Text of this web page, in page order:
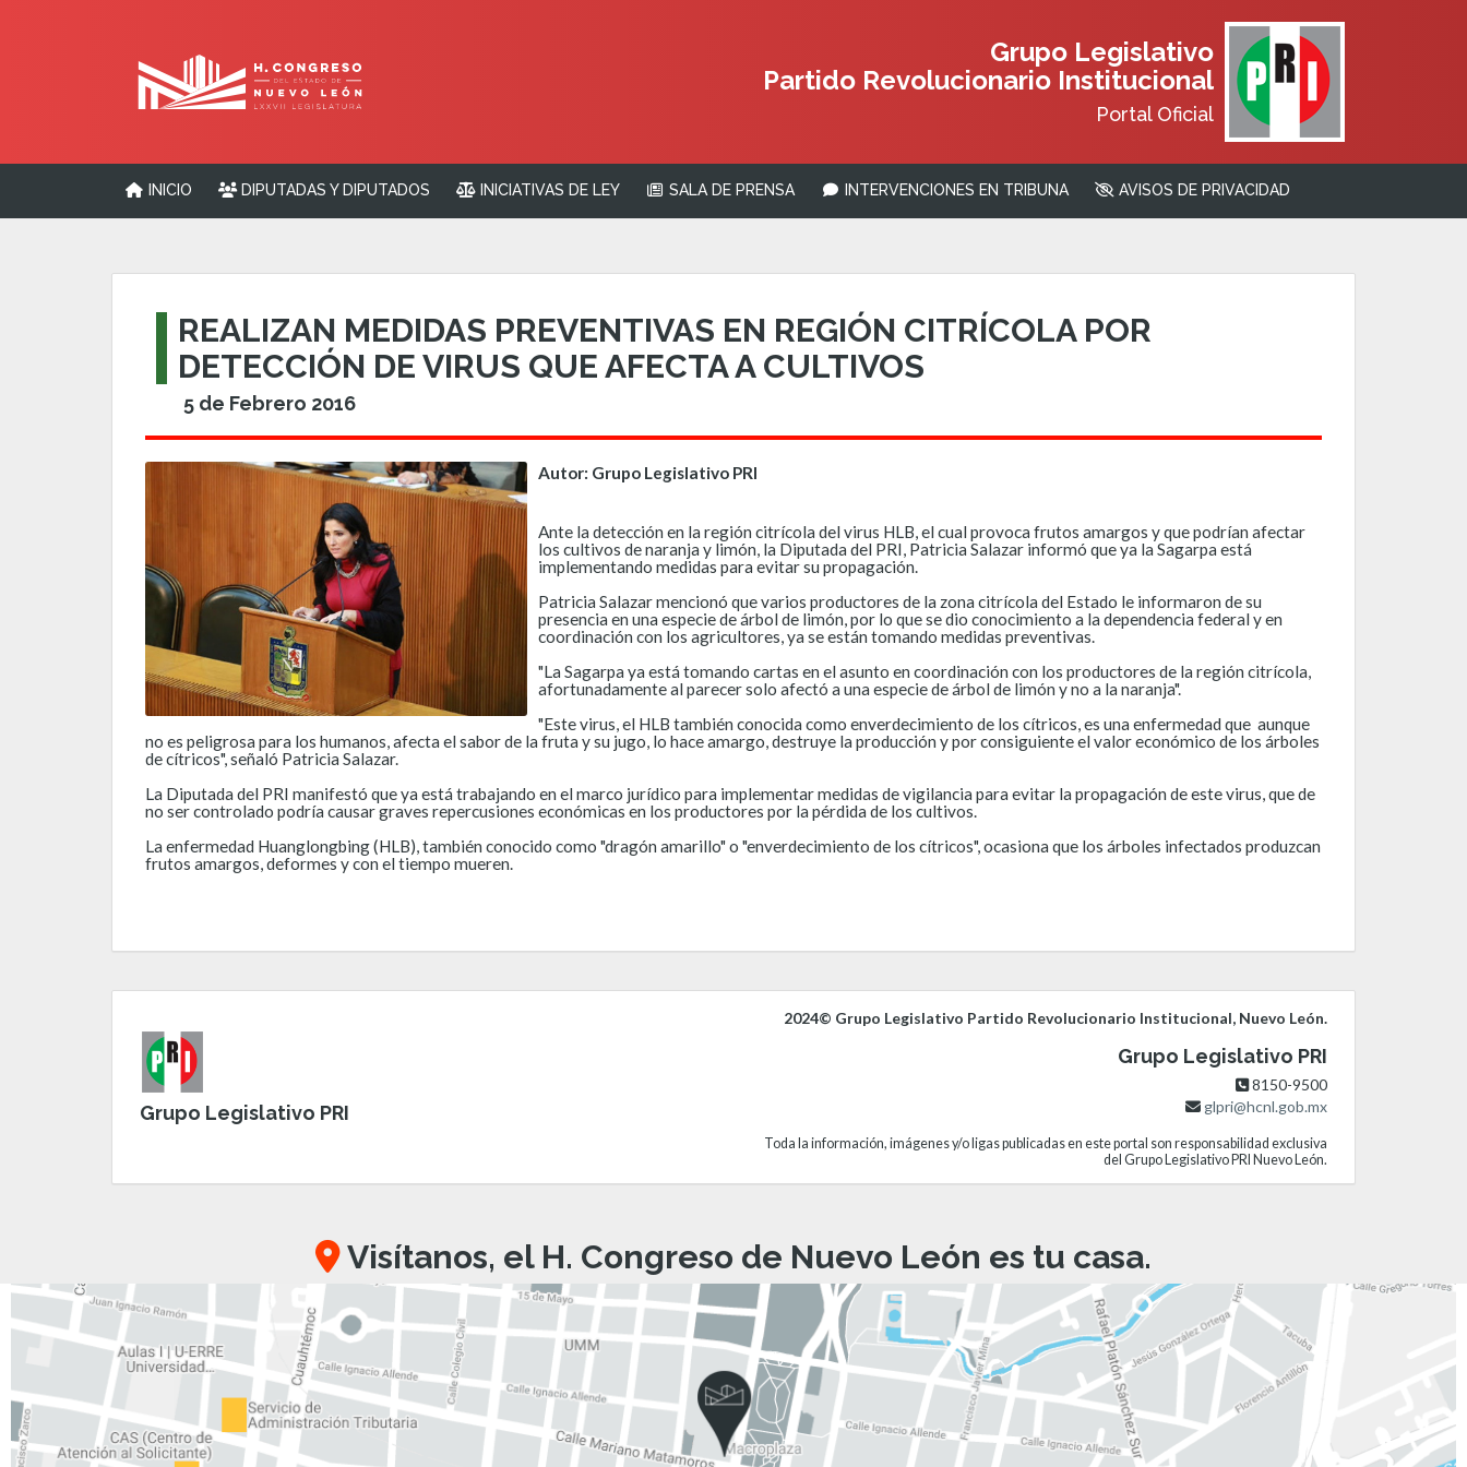
Grupo Legislativo
Partido Revolucionario Institucional
Portal Oficial
INICIO DIPUTADAS Y DIPUTADOS INICIATIVAS DE LEY SALA DE PRENSA INTERVENCIONES EN TRIBUNA AVISOS DE PRIVACIDAD
REALIZAN MEDIDAS PREVENTIVAS EN REGIÓN CITRÍCOLA POR
DETECCIÓN DE VIRUS QUE AFECTA A CULTIVOS
5 de Febrero 2016
Autor: Grupo Legislativo PRI
Ante la detección en la región citrícola del virus HLB, el cual provoca frutos amargos y que podrían afectar
los cultivos de naranja y limón, la Diputada del PRI, Patricia Salazar informó que ya la Sagarpa está
implementando medidas para evitar su propagación.
Patricia Salazar mencionó que varios productores de la zona citrícola del Estado le informaron de su
presencia en una especie de árbol de limón, por lo que se dio conocimiento a la dependencia federal y en
coordinación con los agricultores, ya se están tomando medidas preventivas.
"La Sagarpa ya está tomando cartas en el asunto en coordinación con los productores de la región citrícola,
afortunadamente al parecer solo afectó a una especie de árbol de limón y no a la naranja".
"Este virus, el HLB también conocida como enverdecimiento de los cítricos, es una enfermedad que aunque
no es peligrosa para los humanos, afecta el sabor de la fruta y su jugo, lo hace amargo, destruye la producción y por consiguiente el valor económico de los árboles
de cítricos", señaló Patricia Salazar.
La Diputada del PRI manifestó que ya está trabajando en el marco jurídico para implementar medidas de vigilancia para evitar la propagación de este virus, que de
no ser controlado podría causar graves repercusiones económicas en los productores por la pérdida de los cultivos.
La enfermedad Huanglongbing (HLB), también conocido como "dragón amarillo" o "enverdecimiento de los cítricos", ocasiona que los árboles infectados produzcan
frutos amargos, deformes y con el tiempo mueren.
Grupo Legislativo PRI
2024© Grupo Legislativo Partido Revolucionario Institucional, Nuevo León.
Grupo Legislativo PRI
8150-9500
glpri@hcnl.gob.mx
Toda la información, imágenes y/o ligas publicadas en este portal son responsabilidad exclusiva
del Grupo Legislativo PRI Nuevo León.
Visítanos, el H. Congreso de Nuevo León es tu casa.